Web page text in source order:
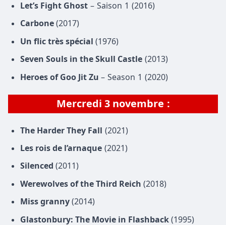
Let’s Fight Ghost – Saison 1 (2016)
Carbone (2017)
Un flic très spécial (1976)
Seven Souls in the Skull Castle (2013)
Heroes of Goo Jit Zu – Season 1 (2020)
Mercredi 3 novembre :
The Harder They Fall (2021)
Les rois de l’arnaque (2021)
Silenced (2011)
Werewolves of the Third Reich (2018)
Miss granny (2014)
Glastonbury: The Movie in Flashback (1995)